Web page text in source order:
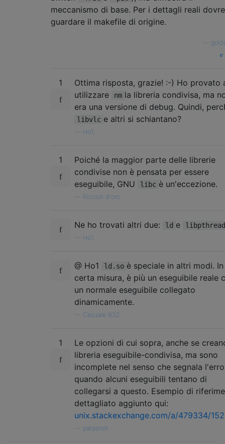
meccanismo di base. Per i dettagli reali
guardare il makefile di origine.
1
Ottima risposta, grazie! :-) Ho provato
utilizzare
nm la libreria condivisa, ma
era una versione di debug. Quindi,
libvlc e altri si schiantano?
Ho1,
1
Poiché la maggior parte delle librerie
condivise non è pensata per essere
eseguibile, GNU
libc è un'eccezione.
Riccioli d'oro
Ne ho trovati altri due: ld e libpthread
Ho1,
@ Ho1 ld.so è speciale in altri modi. In
certa misura, è più un eseguibile reale
un normale eseguibile collegato
dinamicamente.
Casuale 832
1
Le opzioni di cui sopra, anche se
libreria eseguibile-condivisa, ma sono
incomplete nel senso che segnala
quando alcuni eseguibili tentano di
collegarsi a questo. Esempio di
dettagliato aggiunto qui:
unix.stackexchange.com/a/479334/
parasrish